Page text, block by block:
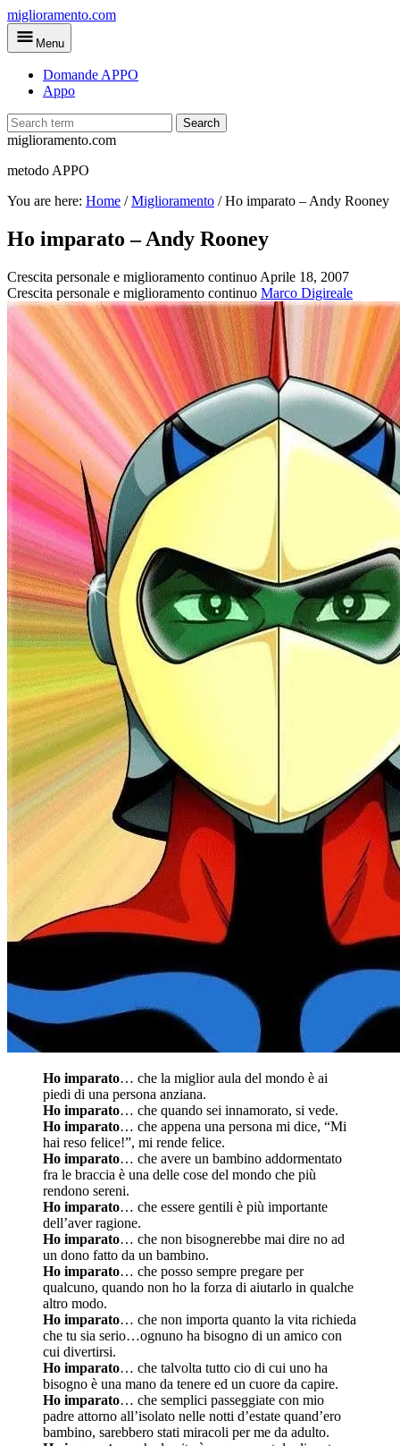
Skip
to
main
miglioramento.com
Menu
Domande APPO
Appo
Search
miglioramento.com
metodo APPO
You are here: Home /Miglioramento /Ho imparato – Andy Rooney
Ho imparato – Andy Rooney
Crescita personale e miglioramento continuo Aprile 18, 2007
Crescita personale e miglioramento continuo Marco Digireale
Ho imparato… che la miglior aula del mondo è ai
piedi di una persona anziana.
Ho imparato… che quando sei innamorato, si vede.
Ho imparato… che appena una persona mi dice, “Mi
hai reso felice!”, mi rende felice.
Ho imparato… che avere un bambino addormentato
fra le braccia è una delle cose del mondo che più
rendono sereni.
Ho imparato… che essere gentili è più importante
dell’aver ragione.
Ho imparato… che non bisognerebbe mai dire no ad
un dono fatto da un bambino.
Ho imparato… che posso sempre pregare per
qualcuno, quando non ho la forza di aiutarlo in qualche
altro modo.
Ho imparato… che non importa quanto la vita richieda
che tu sia serio…ognuno ha bisogno di un amico con
cui divertirsi.
Ho imparato… che talvolta tutto cio di cui uno ha
bisogno è una mano da tenere ed un cuore da capire.
Ho imparato… che semplici passeggiate con mio
padre attorno all’isolato nelle notti d’estate quand’ero
bambino, sarebbero stati miracoli per me da adulto.